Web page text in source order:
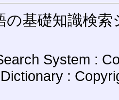
の基礎知識検索
System :
Dictionary :